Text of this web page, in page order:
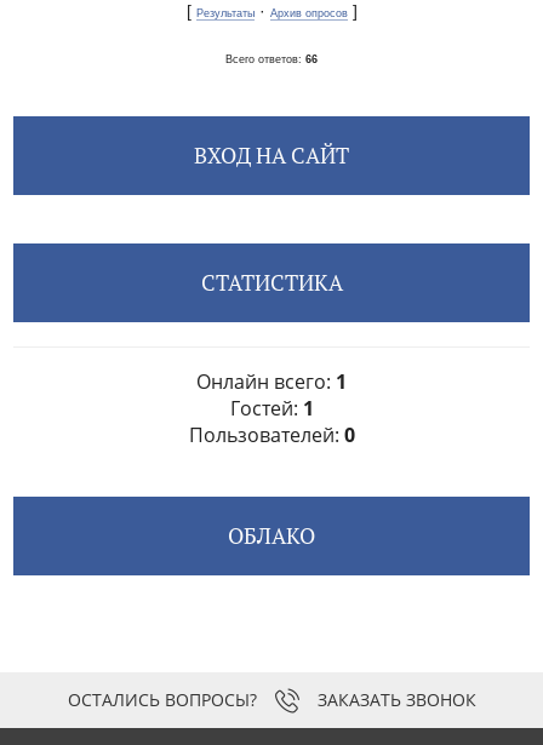
[ Результаты· Архив опросов]
Всего ответов: 66
ВХОД НА САЙТ
СТАТИСТИКА
Онлайн всего: 1
Гостей: 1
Пользователей: 0
ОБЛАКО
ЗАКАЗАТЬ ЗВОНОК